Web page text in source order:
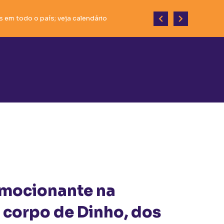
em todo o país; veja calendário
desenvolvimento do município.
na
de Dinho, dos